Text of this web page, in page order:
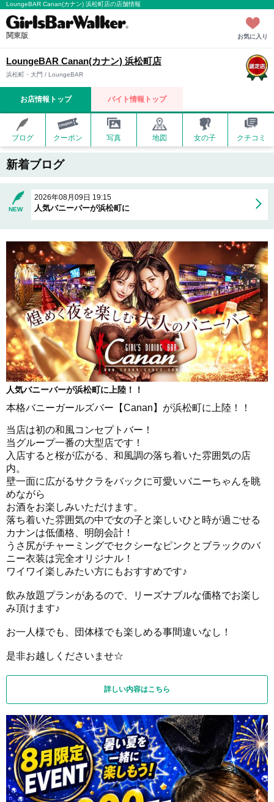
LoungeBAR Canan(カナン) 浜松町店の店舗情報
関東版 お気に入り
LoungeBAR Canan(カナン) 浜松町店
浜松町・大門 / LoungeBAR
お店情報トップ バイト情報トップ
ブログ クーポン 写真 地図 女の子 クチコミ
新着ブログ
NEW
2026年08月09日 19:15
人気バニーバーが浜松町に
人気バニーバーが浜松町に上陸！！
本格バニーガールズバー【Canan】が浜松町に上陸！！
当店は初の和風コンセプトバー！
当グループ一番の大型店です！
入店すると桜が広がる、和風調の落ち着いた雰囲気の店
内。
壁一面に広がるサクラをバックに可愛いバニーちゃんを眺
めながら
お酒をお楽しみいただけます。
落ち着いた雰囲気の中で女の子と楽しいひと時が過ごせる
カナンは低価格、明朗会計！
うさ尻がチャーミングでセクシーなピンクとブラックのバ
ニー衣装は完全オリジナル！
ワイワイ楽しみたい方にもおすすめです♪
飲み放題プランがあるので、リーズナブルな価格でお楽し
み頂けます♪
お一人様でも、団体様でも楽しめる事間違いなし！
是非お越しくださいませ☆
詳しい内容はこちら